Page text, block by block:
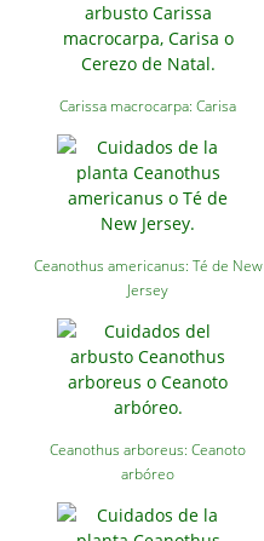
Carissa macrocarpa: Carisa
Ceanothus americanus: Té de New
Jersey
Ceanothus arboreus: Ceanoto
arbóreo